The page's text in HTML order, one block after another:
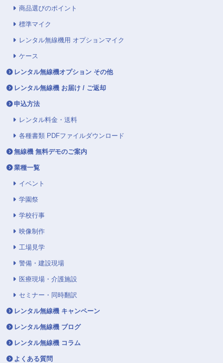
商品選びのポイント
標準マイク
レンタル無線機用 オプションマイク
ケース
レンタル無線機オプション その他
レンタル無線機 お届け / ご返却
申込方法
レンタル料金・送料
各種書類 PDFファイルダウンロード
無線機 無料デモのご案内
業種一覧
イベント
学園祭
学校行事
映像制作
工場見学
警備・建設現場
医療現場・介護施設
セミナー・同時翻訳
レンタル無線機 キャンペーン
レンタル無線機 ブログ
レンタル無線機 コラム
よくある質問